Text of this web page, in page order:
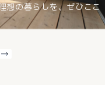
想の暮らしを、ぜひここ